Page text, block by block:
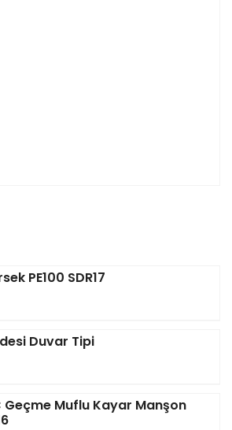
PE100 SDR17
Duvar Tipi
Geçme Muflu Kayar Manşon